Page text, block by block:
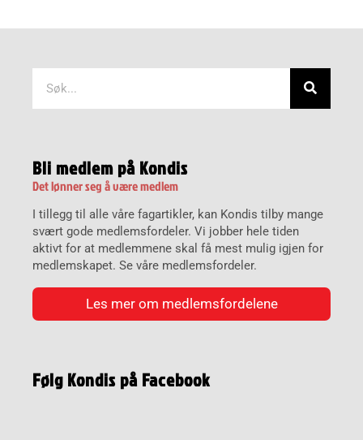
Søk
Bli medlem på Kondis
Det lønner seg å være medlem
I tillegg til alle våre fagartikler, kan Kondis tilby mange
svært gode medlemsfordeler. Vi jobber hele tiden
aktivt for at medlemmene skal få mest mulig igjen for
medlemskapet. Se våre medlemsfordeler.
Les mer om medlemsfordelene
Følg Kondis på Facebook